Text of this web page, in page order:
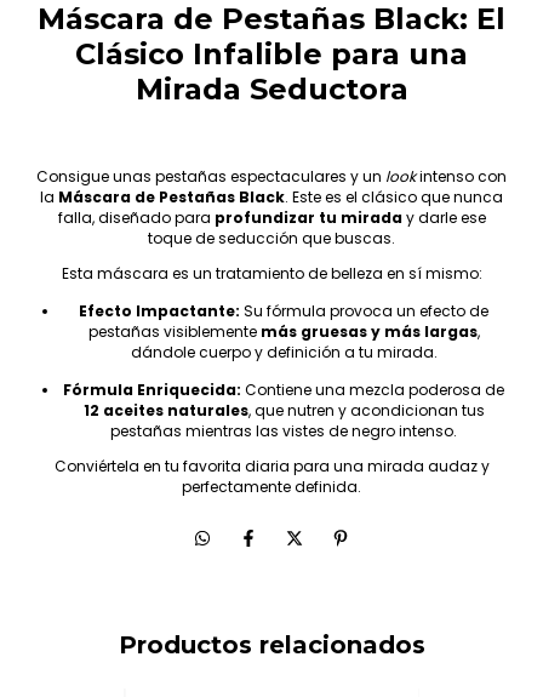
Máscara de Pestañas Black: El
Clásico Infalible para una
Mirada Seductora
Consigue unas pestañas espectaculares y un lookintenso con
la Máscara de Pestañas Black. Este es el clásico que nunca
falla, diseñado para profundizar tu miraday darle ese
toque de seducción que buscas.
Esta máscara es un tratamiento de belleza en sí mismo:
Efecto Impactante: Su fórmula provoca un efecto de
pestañas visiblemente más gruesas y más largas,
dándole cuerpo y definición a tu mirada.
Fórmula Enriquecida: Contiene una mezcla poderosa de
12 aceites naturales, que nutren y acondicionan tus
pestañas mientras las vistes de negro intenso.
Conviértela en tu favorita diaria para una mirada audaz y
perfectamente definida.
Productos relacionados